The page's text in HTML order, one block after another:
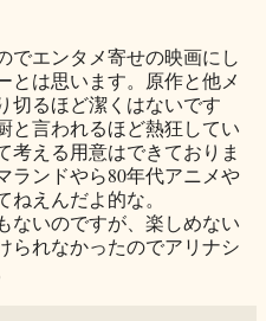
でエンタメ寄せの映画にし
とは思います。原作と他メ
切るほど潔くはないです
と言われるほど熱狂してい
考える用意はできておりま
ランドやら80年代アニメや
えんだよ的な。
ないのですが、楽しめない
られなかったのでアリナシ